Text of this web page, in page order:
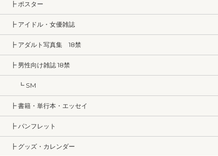
┣ ポスター
┣ アイドル・女優雑誌
┣ アダルト写真集 18禁
┣ 男性向け雑誌 18禁
┗ SM
┣ 書籍・単行本・エッセイ
┣ パンフレット
┣ グッズ・カレンダー